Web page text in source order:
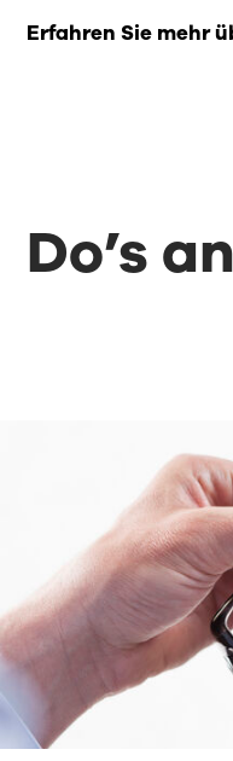
Erfahren Sie mehr
Do’s